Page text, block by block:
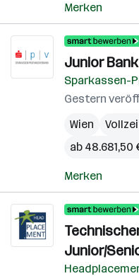
Merken
Junior
Sparkassen-
Gestern
Wien
ab 48.681,50
Merken
Junior/